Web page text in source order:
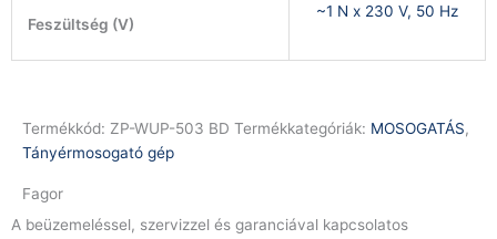
Feszültség (V)
~1 N x 230 V, 50 Hz
Termékkód: ZP-WUP-503 BD Termékkategóriák: MOSOGATÁS,
Tányérmosogató gép
Fagor
A beüzemeléssel, szervizzel és garanciával kapcsolatos